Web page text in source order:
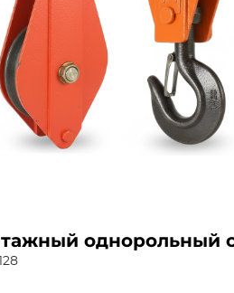
однорольный